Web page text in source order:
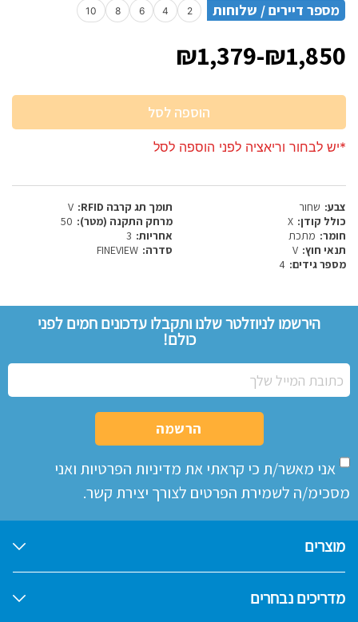
מספר דיירים / שלוחות 2
4
6
8
10
₪1,379-₪1,850
הוספה לסל
*יש לבחור וריאציה לפני הוספה לסל
צבע: שחור
כולל קודן: X
חומר: מתכת
תנאי חוץ: V
מספר גידים: 4
תומך תג קרבה RFID:
V
מרחק התקנה (מטר): 50
אחריות: 3
סדרה: FINEVIEW
הירשמו לניוזלטר שלנו ותקבלו עדכונים חמים לפני
כולם!
אני מאשר/ת כי קראתי את מדיניות הפרטיות ואני
מסכימ/ה לשמירת הפרטים לצורך יצירת קשר.
הרשמה
מוצרים
מדריכים נבחרים